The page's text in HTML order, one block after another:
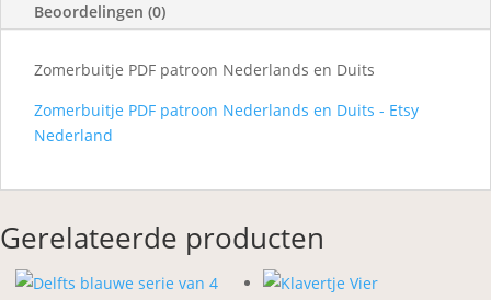
Beoordelingen (0)
Zomerbuitje PDF patroon Nederlands en Duits
Zomerbuitje PDF patroon Nederlands en Duits - Etsy
Nederland
Gerelateerde producten